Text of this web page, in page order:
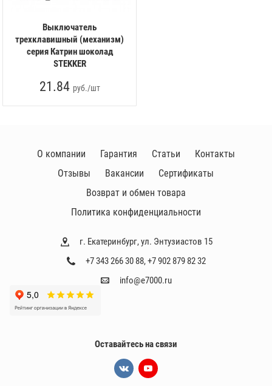
Выключатель
трехклавишный (механизм)
серия Катрин шоколад
STEKKER
21.84 руб./шт
г. Екатеринбург, ул. Энтузиастов 15
+7 343 266 30 88,+7 902 879 82 32
info@e7000.ru
О компании Гарантия Статьи
Контакты
Отзывы
Вакансии
Сертификаты
Возврат и обмен товара
Политика конфиденциальности
Оставайтесь на связи